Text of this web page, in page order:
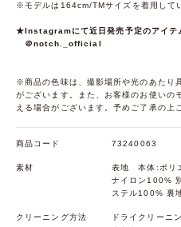
※モデルは164cm/TMサイズを着用して
★Instagramにて近日発売予定のアイテ
＠notch._official
※商品の色味は、撮影場所や光のあたり
がございます。また、お客様のお使いの
える場合がございます。予めご了承の上
商品コード 73240063
素材
表地 本体:ポリ
ナイロン100%
ステル100% 裏
クリーニング方法
ドライクリーニ